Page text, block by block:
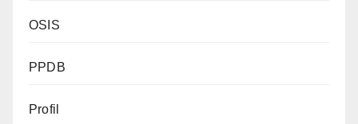
OSIS
PPDB
Profil